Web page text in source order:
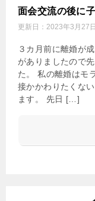
面会交流の後に
更新日： 2023年3月27日
３カ月前に離婚が
がありましたので
た。 私の離婚はモ
接かかわりたくな
ます。 先日 […]